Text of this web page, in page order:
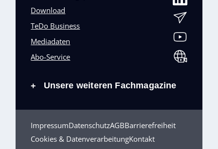
Download
TeDo Business
Mediadaten
Abo-Service
+ Unsere weiteren Fachmagazine
ImpressumDatenschutzAGBBarrierefreiheit
Cookies & DatenverarbeitungKontakt